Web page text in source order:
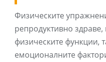
Физическите
репродуктивно здраве,
физическите функции,
емоционалните